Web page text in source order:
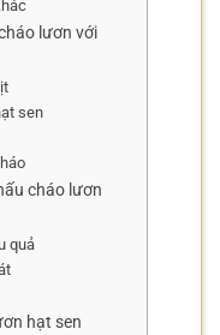
lươn với
sen
cháo lươn
quả
hạt sen